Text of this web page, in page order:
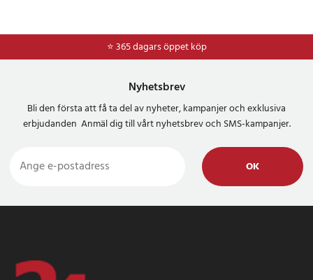
⭐ 365 dagars öppet köp
⭐Frakt 49kr *
Nyhetsbrev
Bli den första att få ta del av nyheter, kampanjer och exklusiva
erbjudanden Anmäl dig till vårt nyhetsbrev och SMS-kampanjer.
OK